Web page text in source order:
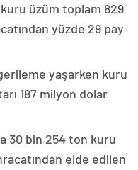
üzüm toplam 829
yüzde 29 pay
yaşarken kuru
187 milyon dolar
30 bin 254 ton kuru
elde edilen